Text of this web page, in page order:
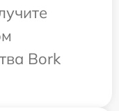
Bork